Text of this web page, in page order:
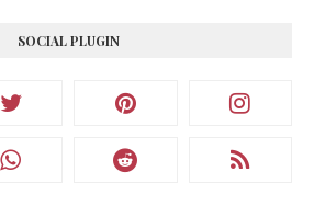
SOCIAL PLUGIN